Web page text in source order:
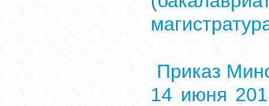
Приказ
14 июня